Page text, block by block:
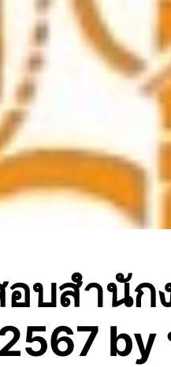
อบสำนัก
by